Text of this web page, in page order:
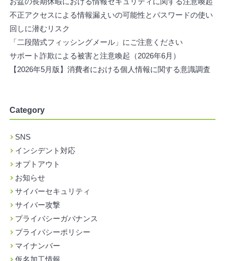
不正アクセスによる情報漏えいの可能性とパスワードの使い
回しに潜むリスク
「二段階式フィッシングメール」にご注意ください
サポート詐欺による被害と注意喚起（2026年6月）
【2026年5月版】消費者における個人情報に関する意識調査
Category
SNS
インシデント対応
オプトアウト
お知らせ
サイバーセキュリティ
サイバー攻撃
プライバシーガバナンス
プライバシーポリシー
マイナンバー
仮名加工情報